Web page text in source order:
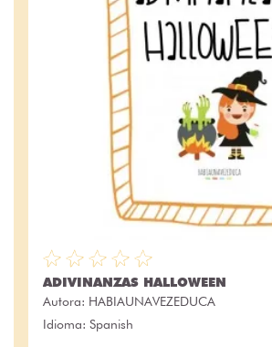
ADIVINANZAS HALLOWEEN
Autora: HABIAUNAVEZEDUCA
Idioma: Spanish